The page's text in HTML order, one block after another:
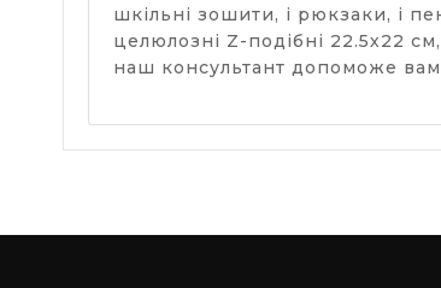
шкільні зошити, і рюкзаки, і
целюлозні Z-подібні 22.5х22
наш консультант допоможе